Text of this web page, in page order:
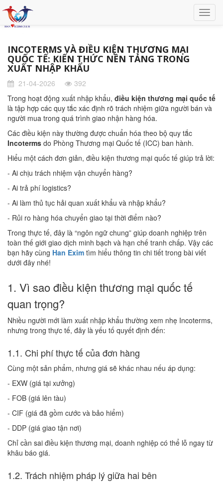
INCOTERMS VÀ ĐIỀU KIỆN THƯƠNG MẠI
QUỐC TẾ: KIẾN THỨC NỀN TẢNG TRONG
XUẤT NHẬP KHẨU
21-04-2026
392
Trong hoạt động xuất nhập khẩu, điều kiện thương mại quốc tế
là tập hợp các quy tắc xác định rõ trách nhiệm giữa người bán và
người mua trong quá trình giao nhận hàng hóa.
Các điều kiện này thường được chuẩn hóa theo bộ quy tắc
Incoterms do Phòng Thương mại Quốc tế (ICC) ban hành.
Hiểu một cách đơn giản, điều kiện thương mại quốc tế giúp trả lời:
- Ai chịu trách nhiệm vận chuyển hàng?
- Ai trả phí logistics?
- Ai làm thủ tục hải quan xuất khẩu và nhập khẩu?
- Rủi ro hàng hóa chuyển giao tại thời điểm nào?
Trong thực tế, đây là “ngôn ngữ chung” giúp doanh nghiệp trên
toàn thế giới giao dịch minh bạch và hạn chế tranh chấp. Vậy các
bạn hãy cùng Han Exim tìm hiểu thông tin chi tiết trong bài viết
dưới đây nhé!
1. Vì sao điều kiện thương mại quốc tế
quan trọng?
Nhiều người mới làm xuất nhập khẩu thường xem nhẹ Incoterms,
nhưng trong thực tế, đây là yếu tố quyết định đến:
1.1. Chi phí thực tế của đơn hàng
Cùng một sản phẩm, nhưng giá sẽ khác nhau nếu áp dụng:
- EXW (giá tại xưởng)
- FOB (giá lên tàu)
- CIF (giá đã gồm cước và bảo hiểm)
- DDP (giá giao tận nơi)
Chỉ cần sai điều kiện thương mại, doanh nghiệp có thể lỗ ngay từ
khâu báo giá.
1.2. Trách nhiệm pháp lý giữa hai bên